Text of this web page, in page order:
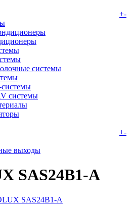
+-
системы
системы
+-
выходы
SAS24B1-A